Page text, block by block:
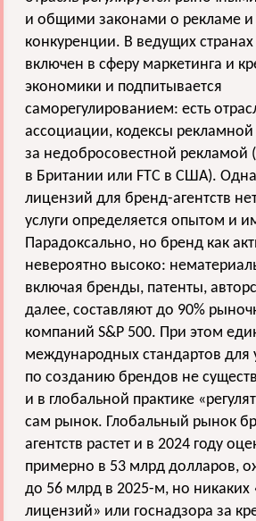
и общими законами о рекламе и
конкуренции. В ведущих
включен в сферу маркетинга и
экономики и подпитывается
саморегулированием: есть
ассоциации, кодексы рекламной
за недобросовестной рекламой
в Британии или FTC в США).
лицензий для бренд-агентств
услуги определяется опытом и
Парадоксально, но бренд как
невероятно высоко:
включая бренды, патенты,
далее, составляют до 90%
компаний S&P 500. При этом
международных стандартов для
по созданию брендов не
и в глобальной практике
сам рынок. Глобальный рынок
агентств растет и в 2024 году
примерно в 53 млрд долларов,
до 56 млрд в 2025-м, но никаких
лицензий» или госнадзора за